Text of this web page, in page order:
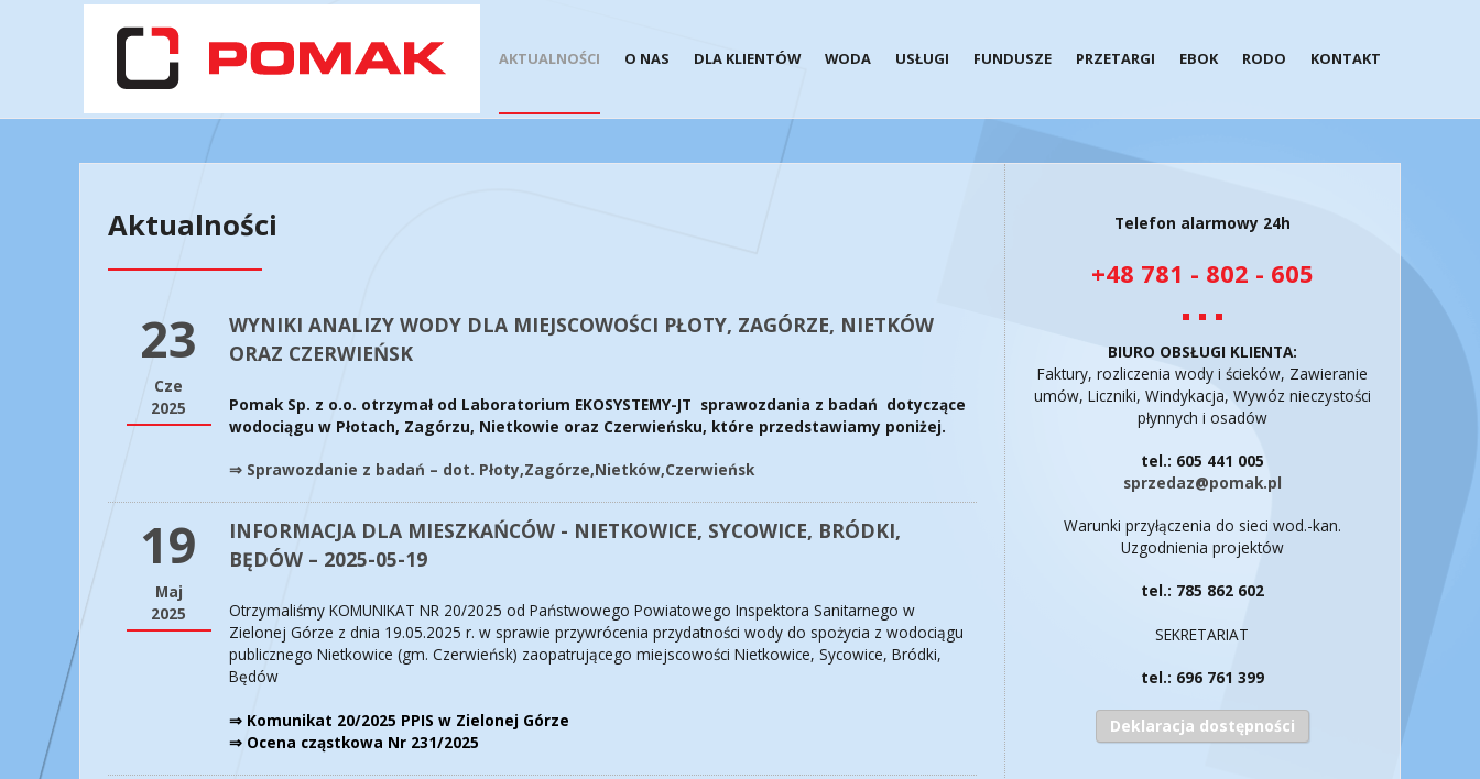
AKTUALNOŚCI O NAS DLA KLIENTÓW WODA USŁUGI FUNDUSZE PRZETARGI EBOK RODO KONTAKT
Aktualności
23
Cze
2025
WYNIKI ANALIZY WODY DLA MIEJSCOWOŚCI PŁOTY, ZAGÓRZE, NIETKÓW
ORAZ CZERWIEŃSK
Pomak Sp. z o.o. otrzymał od Laboratorium EKOSYSTEMY-JT sprawozdania z badań dotyczące
wodociągu w Płotach, Zagórzu, Nietkowie oraz Czerwieńsku, które przedstawiamy poniżej.
⇒ Sprawozdanie z badań – dot. Płoty,Zagórze,Nietków,Czerwieńsk
19
Maj
2025
INFORMACJA DLA MIESZKAŃCÓW - NIETKOWICE, SYCOWICE, BRÓDKI,
BĘDÓW – 2025-05-19
Otrzymaliśmy KOMUNIKAT NR 20/2025 od Państwowego Powiatowego Inspektora Sanitarnego w
Zielonej Górze z dnia 19.05.2025 r. w sprawie przywrócenia przydatności wody do spożycia z wodociągu
publicznego Nietkowice (gm. Czerwieńsk) zaopatrującego miejscowości Nietkowice, Sycowice, Bródki,
Będów
⇒ Komunikat 20/2025 PPIS w Zielonej Górze
⇒ Ocena cząstkowa Nr 231/2025
Telefon alarmowy 24h
+48 781 - 802 - 605
BIURO OBSŁUGI KLIENTA:
Faktury, rozliczenia wody i ścieków, Zawieranie
umów, Liczniki, Windykacja, Wywóz nieczystości
płynnych i osadów
tel.: 605 441 005
sprzedaz@pomak.pl
Warunki przyłączenia do sieci wod.-kan.
Uzgodnienia projektów
tel.: 785 862 602
SEKRETARIAT
tel.: 696 761 399
Deklaracja dostępności